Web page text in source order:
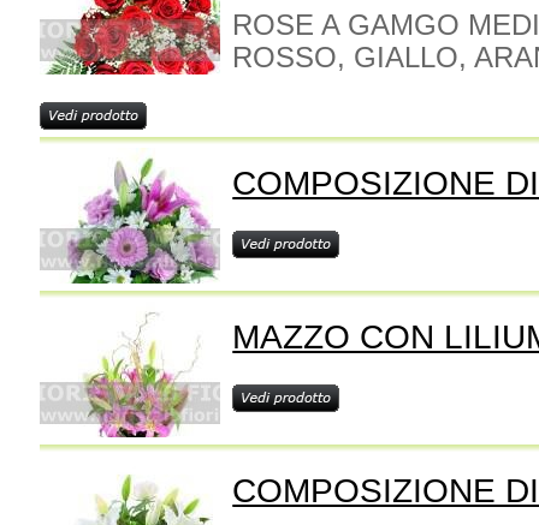
ROSE A GAMGO
ROSSO, GIALLO,
COMPOSIZIONE
MAZZO CON
COMPOSIZIONE